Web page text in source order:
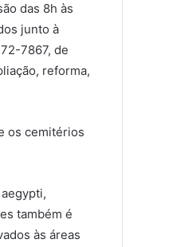
das 8h às
junto à
7867, de
reforma,
os cemitérios
também é
às áreas